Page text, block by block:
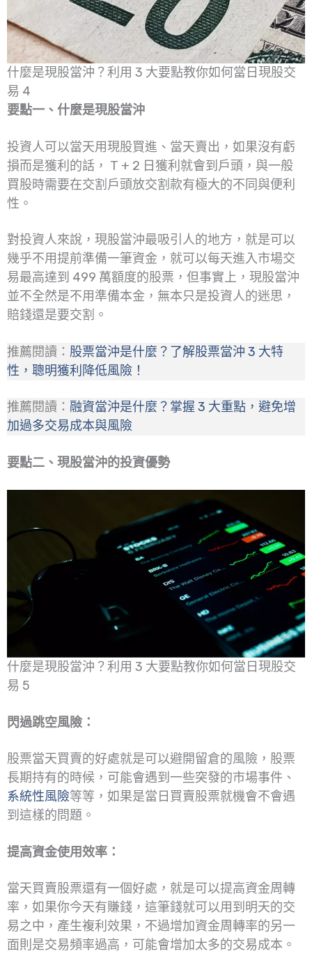
什麼是現股當沖？利用 3 大要點教你如何當日現股交
易 4
要點一、什麼是現股當沖
投資人可以當天用現股買進、當天賣出，如果沒有虧
損而是獲利的話， T + 2 日獲利就會到戶頭，與一般
買股時需要在交割戶頭放交割款有極大的不同與便利
性。
對投資人來說，現股當沖最吸引人的地方，就是可以
幾乎不用提前準備一筆資金，就可以每天進入市場交
易最高達到 499 萬額度的股票，但事實上，現股當沖
並不全然是不用準備本金，無本只是投資人的迷思，
賠錢還是要交割。
推薦閱讀： 股票當沖是什麼？了解股票當沖 3 大特
性，聰明獲利降低風險！
推薦閱讀： 融資當沖是什麼？掌握 3 大重點，避免增
加過多交易成本與風險
要點二、現股當沖的投資優勢
什麼是現股當沖？利用 3 大要點教你如何當日現股交
易 5
閃過跳空風險：
股票當天買賣的好處就是可以避開留倉的風險，股票
長期持有的時候，可能會遇到一些突發的市場事件、
系統性風險等等，如果是當日買賣股票就機會不會遇
到這樣的問題。
提高資金使用效率：
當天買賣股票還有一個好處，就是可以提高資金周轉
率，如果你今天有賺錢，這筆錢就可以用到明天的交
易之中，產生複利效果，不過增加資金周轉率的另一
面則是交易頻率過高，可能會增加太多的交易成本。